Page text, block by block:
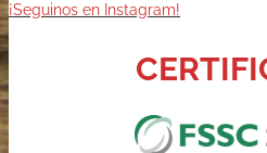
¡Seguinos en Instagram!